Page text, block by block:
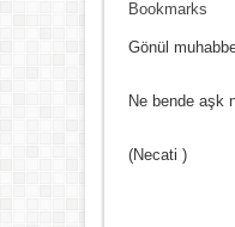
Gönül
Ne bende aşk
(Necati )